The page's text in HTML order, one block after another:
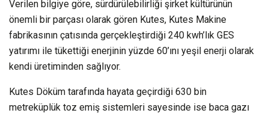
Verilen bilgiye göre, sürdürülebilirliği şirket kültürünün
önemli bir parçası olarak gören Kutes, Kutes Makine
fabrikasının çatısında gerçekleştirdiği 240 kwh’lık GES
yatırımı ile tükettiği enerjinin yüzde 60’ını yeşil enerji olarak
kendi üretiminden sağlıyor.
Kutes Döküm tarafında hayata geçirdiği 630 bin
metreküplük toz emiş sistemleri sayesinde ise baca gazı